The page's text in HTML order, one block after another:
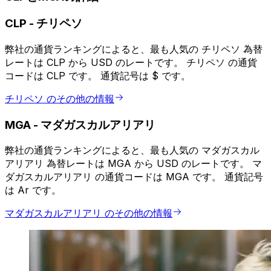
CLP - チリペソ
弊社の通貨ランキングによると、最も人気の チリペソ 為替
レートは CLP から USD のレートです。 チリペソ の通貨
コードは CLP です。 通貨記号は $ です。
チリペソ のその他の情報
MGA - マダガスカルアリアリ
弊社の通貨ランキングによると、最も人気の マダガスカル
アリアリ 為替レートは MGA から USD のレートです。 マ
ダガスカルアリアリ の通貨コードは MGA です。 通貨記号
は Ar です。
マダガスカルアリアリ のその他の情報